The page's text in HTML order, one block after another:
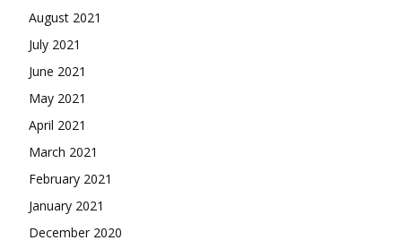
August 2021
July 2021
June 2021
May 2021
April 2021
March 2021
February 2021
January 2021
December 2020